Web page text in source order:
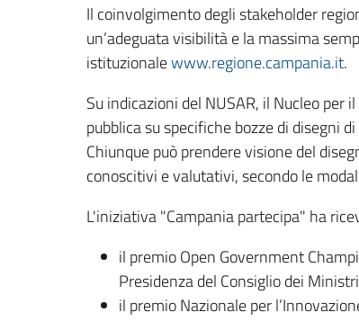
Il coinvolgimento degli stakeholder
un’adeguata visibilità e la massima
istituzionalewww.regione.campania.it.
Su indicazioni del NUSAR, il Nucleo
pubblica su specifiche bozze di disegni
Chiunque può prendere visione del
conoscitivi e valutativi, secondo le
L'iniziativa "Campania partecipa" ha
il premio Open Government
Presidenza del Consiglio dei
il premio Nazionale per